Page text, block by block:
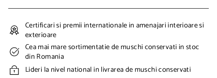
Certificari si premii internationale in amenajari interioare si
exterioare
Cea mai mare sortimentatie de muschi conservati in stoc
din Romania
Lideri la nivel national in livrarea de muschi conservati